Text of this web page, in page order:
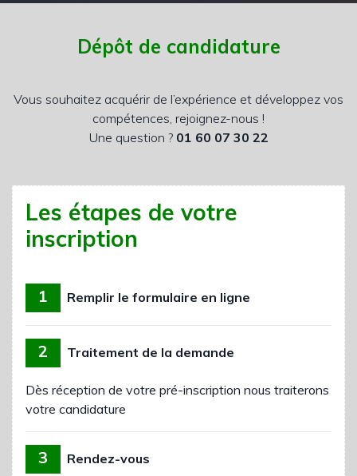
Dépôt de candidature
Vous souhaitez acquérir de l’expérience et développez vos
compétences, rejoignez-nous !
Une question ? 01 60 07 30 22
Les étapes de votre
inscription
1 Remplir le formulaire en ligne
2 Traitement de la demande
Dès réception de votre pré-inscription nous traiterons
votre candidature
3 Rendez-vous